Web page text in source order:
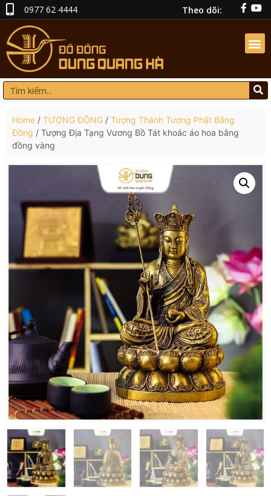
0977 62 4444 Theo dõi:
Home / TƯỢNG ĐỒNG / Tượng Thánh Tượng Phật Bằng
Đồng / Tượng Địa Tạng Vương Bồ Tát khoác áo hoa bằng
đồng vàng